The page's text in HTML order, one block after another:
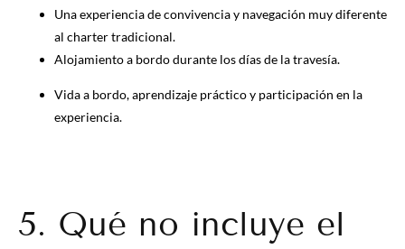
Una experiencia de convivencia y navegación muy diferente
al charter tradicional.
Alojamiento a bordo durante los días de la travesía.
Vida a bordo, aprendizaje práctico y participación en la
experiencia.
5. Qué no incluye el